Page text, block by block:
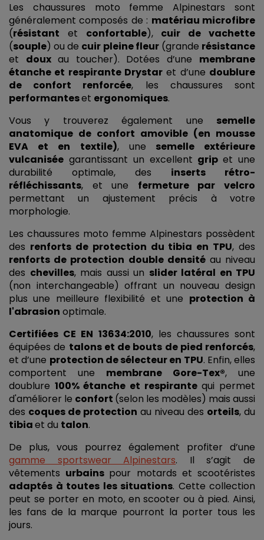
Les chaussures moto femme Alpinestars sont
généralement composés de : matériau microfibre
(résistant et confortable), cuir de vachette
(souple) ou de cuir pleine fleur (grande
et doux au toucher). Dotées d’une membrane
étanche et respirante Drystar et d’une doublure
de confort renforcée
performantes et ergonomiques.
Vous y trouverez également une semelle
anatomique de confort amovible (en mousse
EVA et en textile), une semelle extérieure
vulcanisée garantissant un excellent grip et une
durabilité optimale, des inserts rétro-
réfléchissants, et une fermeture par velcro
permettant un ajustement précis à votre
morphologie.
Les chaussures moto femme Alpinestars possèdent
des renforts de protection du tibia en TPU, des
renforts de protection double densité au niveau
des chevilles, mais aussi un slider latéral en TPU
(non interchangeable) offrant un nouveau design
plus une meilleure flexibilité et une protection à
l'abrasion optimale.
Certifiées CE EN 13634:2010, les chaussures sont
équipées de talons et de bouts de pied renforcés,
et d’une protection de sélecteur en TPU. Enfin, elles
comportent une membrane Gore-Tex®, une
doublure 100% étanche et respirante qui permet
d'améliorer le confort (selon les modèles) mais aussi
des coques de protection au niveau des orteils
tibia et du talon.
gamme sportswear Alpinestars. Il s’agit de
vêtements urbains
adaptés à toutes les situations. Cette collection
peut se porter en moto, en scooter ou à pied. Ainsi,
les fans de la marque pourront la porter tous les
jours.